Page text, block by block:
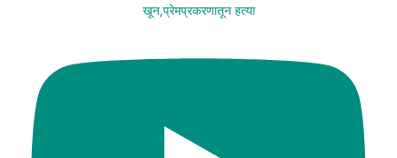
खून,प्रेमप्रकरणातून हत्या